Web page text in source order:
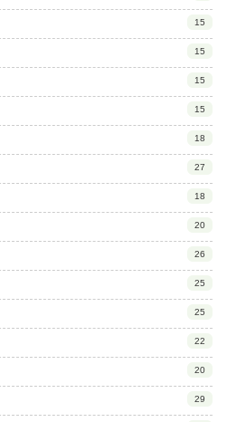
15
15
15
15
18
27
18
20
26
25
25
22
20
29